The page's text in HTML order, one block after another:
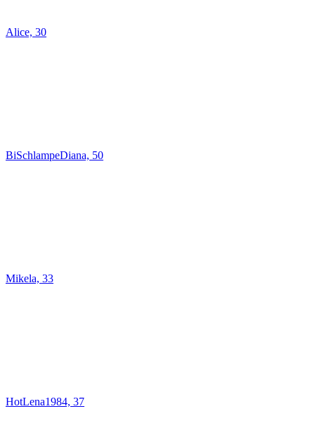
Alice, 30
BiSchlampeDiana, 50
Mikela, 33
HotLena1984, 37